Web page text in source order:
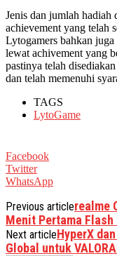
Jenis dan jumlah hadiah
achievement yang telah
Lytogamers bahkan
lewat achivement yang
pastinya telah
dan telah memenuhi
TAGS
LytoGame
Facebook
Twitter
WhatsApp
Previous articlerealme
Menit Pertama Flash
Next articleHyperX
Global untuk